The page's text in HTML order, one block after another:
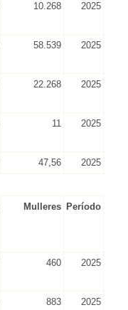
10.268 2025
58.539 2025
22.268 2025
11 2025
47,56 2025
Mulleres Período
460 2025
883 2025